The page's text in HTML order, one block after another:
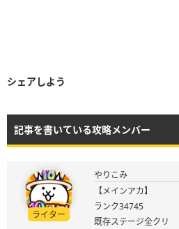
シェアしよう
記事を書いている攻略メンバー
ライター
やりこみ
【メインアカ】
ランク34745
既存ステージ全クリ